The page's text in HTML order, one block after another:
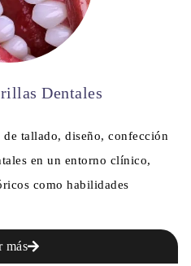
Dentales
tallado, diseño, confección
en un entorno clínico,
como habilidades
más